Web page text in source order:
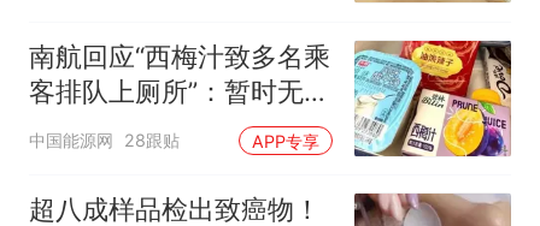
南航回应“西梅汁致多名乘
客排队上厕所”：暂时无法
核查是否发放西梅汁
中国能源网 28跟贴 APP专享
超八成样品检出致癌物！